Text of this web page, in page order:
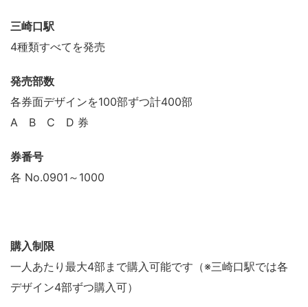
三崎口駅
4種類すべてを発売
発売部数
各券面デザインを100部ずつ計400部
A B C D 券
券番号
各 No.0901～1000
購入制限
一人あたり最大4部まで購入可能です（※三崎口駅では各
デザイン4部ずつ購入可）